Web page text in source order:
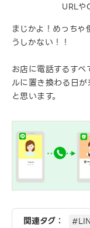
URLや
まじかよ！めっち
うしかない！！
お店に電話するす
ルに置き換わる日
と思います。
関連タグ：